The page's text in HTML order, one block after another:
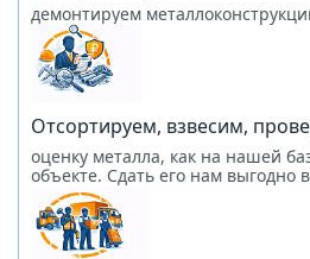
демонтируем
Отсортируем, взвесим,
оценку металла, как на нашей
объекте. Сдать его нам выгодно